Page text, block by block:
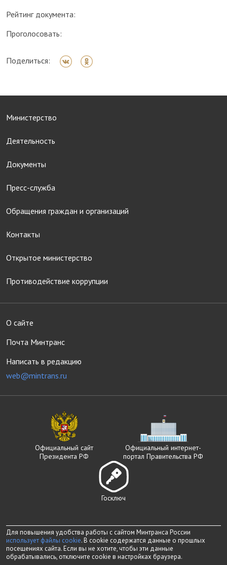
Рейтинг документа:
Проголосовать:
Поделиться:
Министерство
Деятельность
Документы
Пресс-служба
Обращения граждан и организаций
Контакты
Открытое министерство
Противодействие коррупции
О сайте
Почта Минтранс
Написать в редакцию
web@mintrans.ru
Официальный сайт
Президента РФ
Официальный интернет-
портал Правительства РФ
Госключ
Для повышения удобства работы с сайтом Минтранса России
использует файлы cookie. В cookie содержатся данные о прошлых
посещениях сайта. Если вы не хотите, чтобы эти данные
обрабатывались, отключите cookie в настройках браузера.